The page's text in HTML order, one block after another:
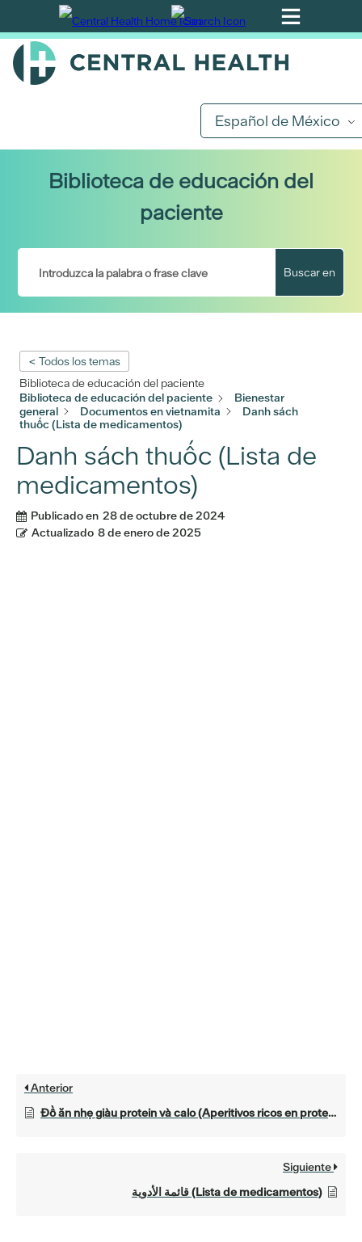
Ir
al
contenido
Español de México
Biblioteca de educación del
paciente
Buscar en
< Todos los temas
Biblioteca de educación del paciente
Biblioteca de educación del paciente
Bienestar
general
Documentos en vietnamita
Danh sách
thuốc (Lista de medicamentos)
Danh sách thuốc (Lista de
medicamentos)
Publicado en 28 de octubre de 2024
Actualizado 8 de enero de 2025
Anterior
Đồ ăn nhẹ giàu protein và calo (Aperitivos ricos en proteínas y calorías)
Siguiente
قائمة الأدوية (Lista de medicamentos)